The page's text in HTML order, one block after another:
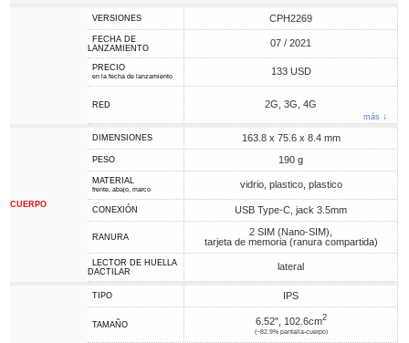
VERSIONES CPH2269
FECHA DE
LANZAMIENTO
07 / 2021
PRECIO
en la fecha de lanzamiento 133 USD
RED 2G, 3G, 4G
más ↓
CUERPO
DIMENSIONES 163.8 x 75.6 x 8.4 mm
PESO 190 g
MATERIAL
frente, abajo, marco vidrio, plastico, plastico
CONEXIÓN USB Type-C, jack 3.5mm
RANURA
2 SIM (Nano-SIM),
tarjeta de memoria (ranura compartida)
LECTOR DE HUELLA
DACTILAR
lateral
TIPO IPS
TAMAÑO 6.52", 102.6cm2
(~82.9% pantalla-cuerpo)